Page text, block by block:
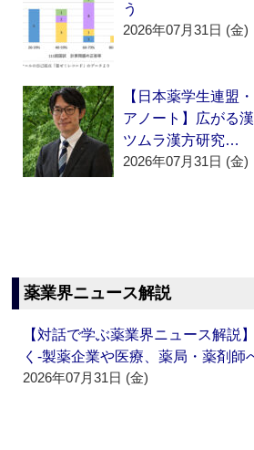
う
2026年07月31日 (金)
【日本薬学生連盟
アノート】広がる
ツムラ漢方研究…
2026年07月31日 (金)
薬業界ニュース解説
【対話で学ぶ薬業界ニュース解説
く‐製薬企業や医療、薬局・薬剤
2026年07月31日 (金)